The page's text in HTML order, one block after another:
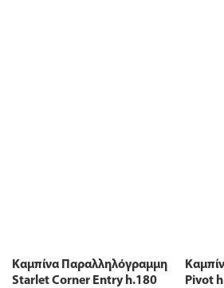
Καμπίνα Παραλληλόγραμμη
Starlet Corner Entry h.180
Pivot